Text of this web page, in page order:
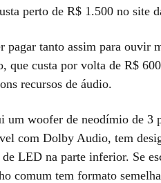
perto de R$ 1.500 no site
pagar tanto assim para ouvir
que custa por volta de R$
recursos de áudio.
um woofer de neodímio de 3
com Dolby Audio, tem
LED na parte inferior. Se
comum tem formato